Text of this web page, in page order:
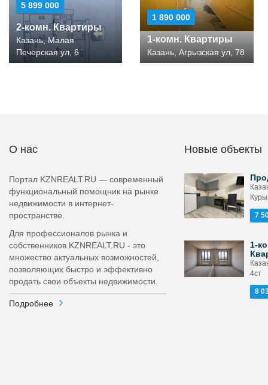
5 899 000
2-комн. Квартиры
Казань, Малая
Печерская ул, 6
1 890 000
1-комн. Квартиры
Казань, Агрызская ул, 78
О нас
Портал KZNREALT.RU — современный
функциональный помощник на рынке
недвижимости в интернет-
пространстве.
Для профессионалов рынка и
собственников KZNREALT.RU - это
множество актуальных возможностей,
позволяющих быстро и эффективно
продать свои объекты недвижимости.
Подробнее
Новые объекты
7
1-
4ст
8